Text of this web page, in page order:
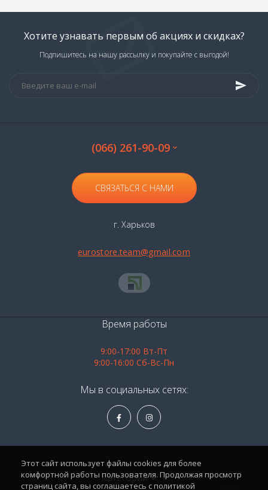
Хотите узнавать первым об акциях и скидках?
Подпишитесь на нашу рассылку и покупайте с выгодой!
(066) 261-90-09
СВЯЗАТЬСЯ С НАМИ
г. Харьков
eurostore.team@gmail.com
Категории
Время работы
9:00-17:00 Вт-Пт
9:00-16:00 Сб-Вс-Пн
Мы в социальных сетях:
Этот сайт использует файлы cookies для более
комфортной работы пользователя. Продолжая просмотр
страниц сайта, вы соглашаетесь с политикой